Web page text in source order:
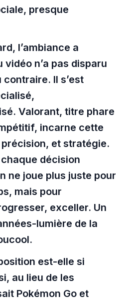
presque
l’ambiance a
vidéo n’a pas disparu
Il s’est
Valorant, titre phare
incarne cette
et stratégie.
décision
ne joue plus juste pour
mais pour
exceller. Un
lumière de la
.
est-elle si
au lieu de les
Pokémon Go et